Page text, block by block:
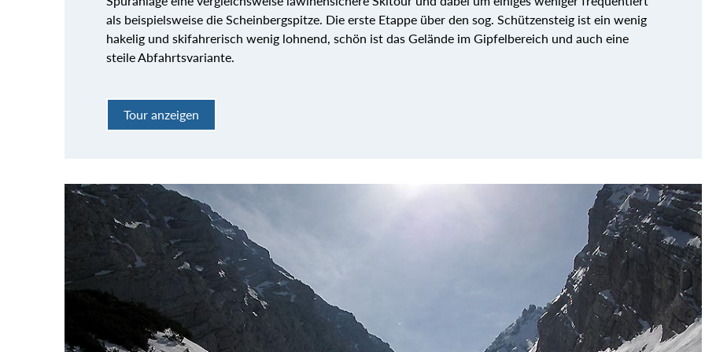
als beispielsweise die Scheinbergspitze. Die erste Etappe über den sog. Schützensteig ist ein wenig
hakelig und skifahrerisch wenig lohnend, schön ist das Gelände im Gipfelbereich und auch eine
steile Abfahrtsvariante.
Tour anzeigen